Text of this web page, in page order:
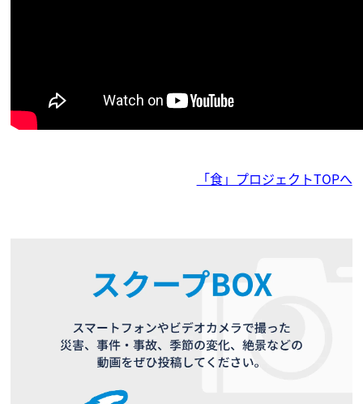
「食」プロジェクトTOPへ